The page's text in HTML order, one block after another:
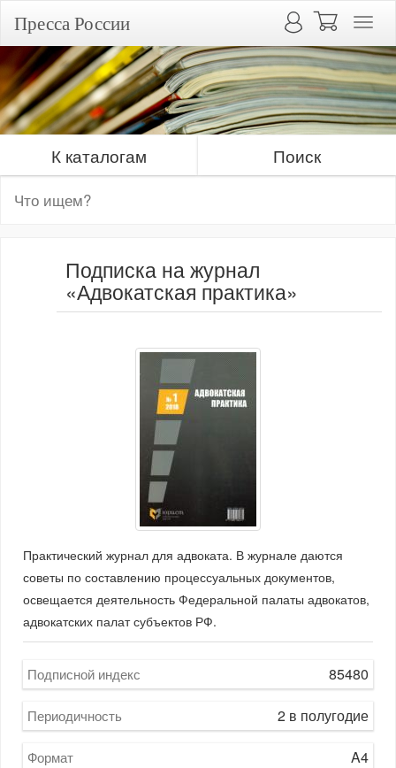
Пресса России
К каталогам Поиск
Подписка на журнал
«Адвокатская практика»
Практический журнал для адвоката. В журнале даются
советы по составлению процессуальных документов,
освещается деятельность Федеральной палаты адвокатов,
адвокатских палат субъектов РФ.
Подписной индекс 85480
Периодичность 2 в полугодие
Формат A4